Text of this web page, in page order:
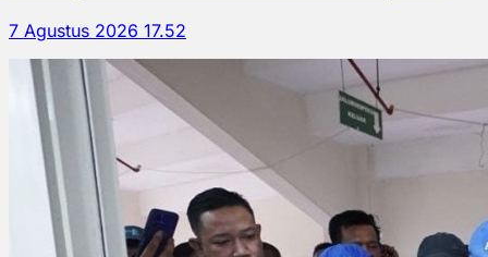
7 Agustus 2026 17.52